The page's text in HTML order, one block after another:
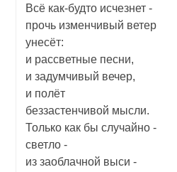
Всё как-будто исчезнет -
прочь изменчивый ветер
унесёт:
и рассветные песни,
и задумчивый вечер,
и полёт
беззастенчивой мысли.
Только как бы случайно -
светло -
из заоблачной выси -